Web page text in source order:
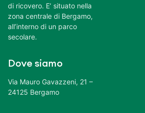
di ricovero. E’ situato nella
zona centrale di Bergamo,
all’interno di un parco
secolare.
Dove siamo
Via Mauro Gavazzeni, 21 –
24125 Bergamo